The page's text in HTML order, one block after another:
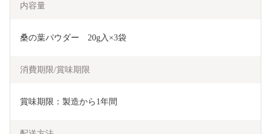
内容量
桑の葉パウダー　20g入×3袋
消費期限/賞味期限
賞味期限：製造から1年間